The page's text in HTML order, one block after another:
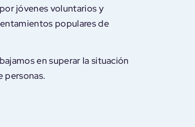
jóvenes voluntarios y
populares de
en superar la situación
personas.